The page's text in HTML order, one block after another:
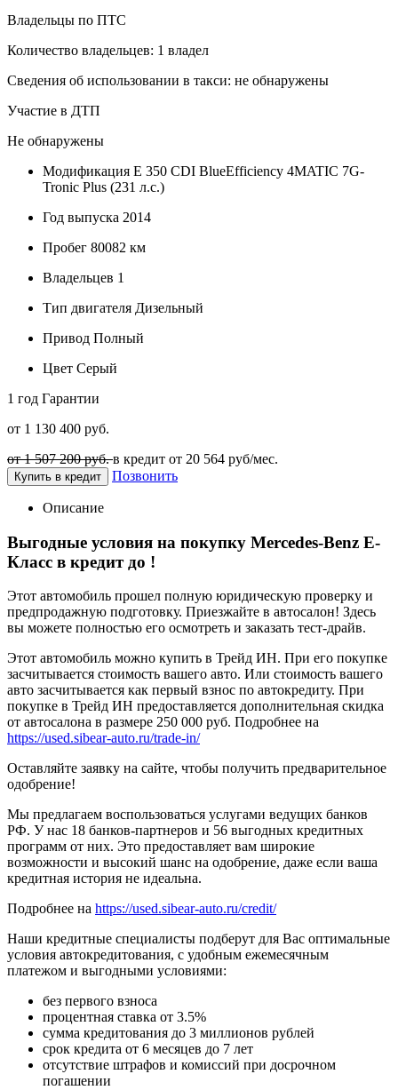
Владельцы по ПТС
Количество владельцев: 1 владел
Сведения об использовании в такси: не обнаружены
Участие в ДТП
Не обнаружены
Модификация E 350 CDI BlueEfficiency 4MATIC 7G-
Tronic Plus (231 л.с.)
Год выпуска 2014
Пробег 80082 км
Владельцев 1
Тип двигателя Дизельный
Привод Полный
Цвет Серый
1 год Гарантии
от 1 130 400 руб.
от 1 507 200 руб.в кредит от 20 564 руб/мес.
Купить в кредит Позвонить
Описание
Выгодные условия на покупку Mercedes-Benz E-
Класс в кредит до !
Этот автомобиль прошел полную юридическую проверку и
предпродажную подготовку. Приезжайте в автосалон! Здесь
вы можете полностью его осмотреть и заказать тест-драйв.
Этот автомобиль можно купить в Трейд ИН. При его покупке
засчитывается стоимость вашего авто. Или стоимость вашего
авто засчитывается как первый взнос по автокредиту. При
покупке в Трейд ИН предоставляется дополнительная скидка
от автосалона в размере 250 000 руб. Подробнее на
https://used.sibear-auto.ru/trade-in/
Оставляйте заявку на сайте, чтобы получить предварительное
одобрение!
Мы предлагаем воспользоваться услугами ведущих банков
РФ. У нас 18 банков-партнеров и 56 выгодных кредитных
программ от них. Это предоставляет вам широкие
возможности и высокий шанс на одобрение, даже если ваша
кредитная история не идеальна.
Подробнее на https://used.sibear-auto.ru/credit/
Наши кредитные специалисты подберут для Вас оптимальные
условия автокредитования, с удобным ежемесячным
платежом и выгодными условиями:
без первого взноса
процентная ставка от 3.5%
сумма кредитования до 3 миллионов рублей
срок кредита от 6 месяцев до 7 лет
отсутствие штрафов и комиссий при досрочном
погашении